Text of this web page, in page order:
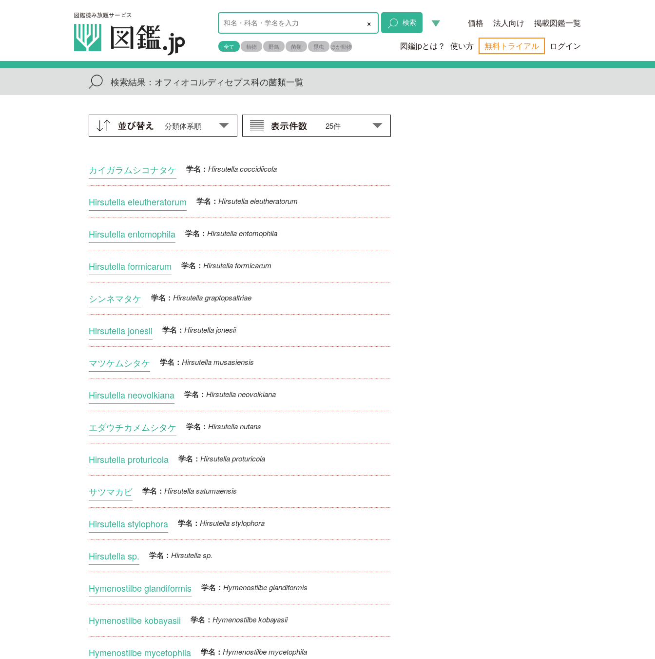
× 検索
全て 植物 野鳥 菌類 昆虫 ほか動物
価格 法人向け 掲載図鑑一覧
図鑑jpとは？ 使い方 無料トライアル ログイン
検索結果： オフィオコルディセプス科の菌類一覧
カイガラムシコナタケ 学名： Hirsutella coccidiicola
Hirsutella eleutheratorum 学名： Hirsutella eleutheratorum
Hirsutella entomophila 学名： Hirsutella entomophila
Hirsutella formicarum 学名： Hirsutella formicarum
シンネマタケ 学名： Hirsutella graptopsaltriae
Hirsutella jonesii 学名： Hirsutella jonesii
マツケムシタケ 学名： Hirsutella musasiensis
Hirsutella neovolkiana 学名： Hirsutella neovolkiana
エダウチカメムシタケ 学名： Hirsutella nutans
Hirsutella proturicola 学名： Hirsutella proturicola
サツマカビ 学名： Hirsutella satumaensis
Hirsutella stylophora 学名： Hirsutella stylophora
Hirsutella sp. 学名： Hirsutella sp.
Hymenostilbe glandiformis 学名： Hymenostilbe glandiformis
Hymenostilbe kobayasii 学名： Hymenostilbe kobayasii
Hymenostilbe mycetophila 学名： Hymenostilbe mycetophila